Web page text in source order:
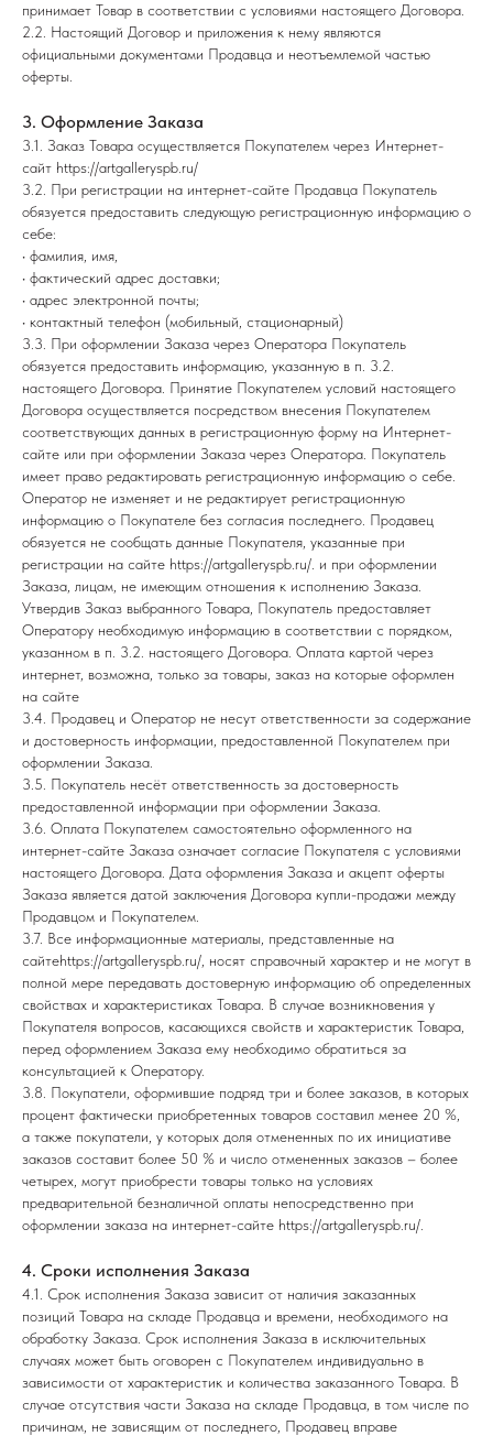
принимает Товар в соответствии с условиями настоящего Договора.
2.2. Настоящий Договор и приложения к нему являются
официальными документами Продавца и неотъемлемой частью
оферты.
3. Оформление Заказа
3.1. Заказ Товара осуществляется Покупателем через Интернет-
сайт https://artgalleryspb.ru/
3.2. При регистрации на интернет-сайте Продавца Покупатель
обязуется предоставить следующую регистрационную информацию о
себе:
• фамилия, имя,
• фактический адрес доставки;
• адрес электронной почты;
• контактный телефон (мобильный, стационарный)
3.3. При оформлении Заказа через Оператора Покупатель
обязуется предоставить информацию, указанную в п. 3.2.
настоящего Договора. Принятие Покупателем условий настоящего
Договора осуществляется посредством внесения Покупателем
соответствующих данных в регистрационную форму на Интернет-
сайте или при оформлении Заказа через Оператора. Покупатель
имеет право редактировать регистрационную информацию о себе.
Оператор не изменяет и не редактирует регистрационную
информацию о Покупателе без согласия последнего. Продавец
обязуется не сообщать данные Покупателя, указанные при
регистрации на сайте https://artgalleryspb.ru/ . и при оформлении
Заказа, лицам, не имеющим отношения к исполнению Заказа.
Утвердив Заказ выбранного Товара, Покупатель предоставляет
Оператору необходимую информацию в соответствии с порядком,
указанном в п. 3.2. настоящего Договора. Оплата картой через
интернет, возможна, только за товары, заказ на которые оформлен
на сайте
3.4. Продавец и Оператор не несут ответственности за содержание
и достоверность информации, предоставленной Покупателем при
оформлении Заказа.
3.5. Покупатель несёт ответственность за достоверность
предоставленной информации при оформлении Заказа.
3.6. Оплата Покупателем самостоятельно оформленного на
интернет-сайте Заказа означает согласие Покупателя с условиями
настоящего Договора. Дата оформления Заказа и акцепт оферты
Заказа является датой заключения Договора купли-продажи между
Продавцом и Покупателем.
3.7. Все информационные материалы, представленные на
сайтеhttps://artgalleryspb.ru/ , носят справочный характер и не могут в
полной мере передавать достоверную информацию об определенных
свойствах и характеристиках Товара. В случае возникновения у
Покупателя вопросов, касающихся свойств и характеристик Товара,
перед оформлением Заказа ему необходимо обратиться за
консультацией к Оператору.
3.8. Покупатели, оформившие подряд три и более заказов, в которых
процент фактически приобретенных товаров составил менее 20 %,
а также покупатели, у которых доля отмененных по их инициативе
заказов составит более 50 % и число отмененных заказов – более
четырех, могут приобрести товары только на условиях
предварительной безналичной оплаты непосредственно при
оформлении заказа на интернет-сайте https://artgalleryspb.ru/
4. Сроки исполнения Заказа
4.1. Срок исполнения Заказа зависит от наличия заказанных
позиций Товара на складе Продавца и времени, необходимого на
обработку Заказа. Срок исполнения Заказа в исключительных
случаях может быть оговорен с Покупателем индивидуально в
зависимости от характеристик и количества заказанного Товара. В
случае отсутствия части Заказа на складе Продавца, в том числе по
причинам, не зависящим от последнего, Продавец вправе